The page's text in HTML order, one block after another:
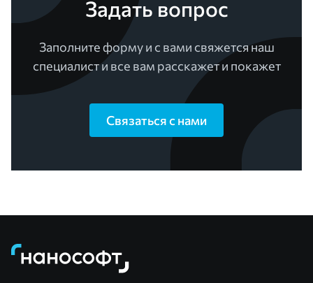
Задать вопрос
Заполните форму и с вами свяжется наш
специалист и все вам расскажет и покажет
Связаться с нами